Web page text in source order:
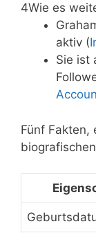
4Wie es
aktiv (
Sie ist
Fünf Fakten,